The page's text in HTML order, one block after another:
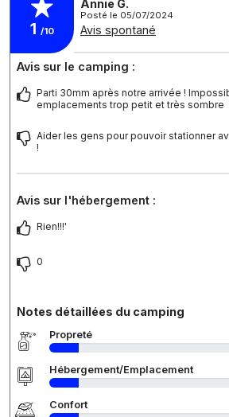
1 /10
Annie G.
Posté le 05/07/2024
Avis spontané
Avis sur le camping :
Parti 30mm après notre arrivée !
emplacements trop petit et très sombre
Aider les gens pour pouvoir stationner
!
Avis sur l'hébergement :
Rien!!!'
0
Notes détaillées du camping
Propreté
Hébergement/Emplacement
Confort